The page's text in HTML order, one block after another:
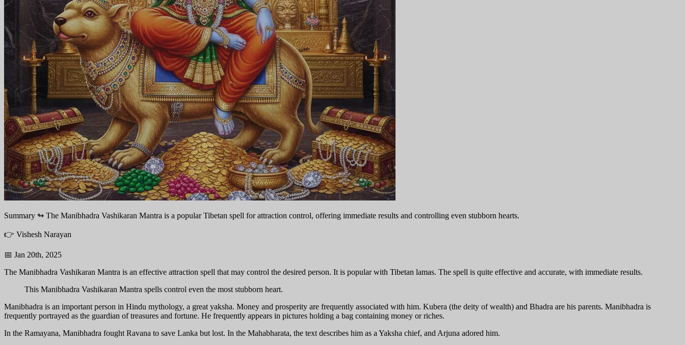
Summary ↬ The Manibhadra Vashikaran Mantra is a popular Tibetan spell for attraction control, offering immediate results and controlling even stubborn hearts.
👉 Vishesh Narayan
📅 Jan 20th, 2025
The Manibhadra Vashikaran Mantra is an effective attraction spell that may control the desired person. It is popular with Tibetan lamas. The spell is quite effective and accurate, with immediate results.
This Manibhadra Vashikaran Mantra spells control even the most stubborn heart.
Manibhadra is an important person in Hindu mythology, a great yaksha. Money and prosperity are frequently associated with him. Kubera (the deity of wealth) and Bhadra are his parents. Manibhadra is
frequently portrayed as the guardian of treasures and fortune. He frequently appears in pictures holding a bag containing money or riches.
In the Ramayana, Manibhadra fought Ravana to save Lanka but lost. In the Mahabharata, the text describes him as a Yaksha chief, and Arjuna adored him.